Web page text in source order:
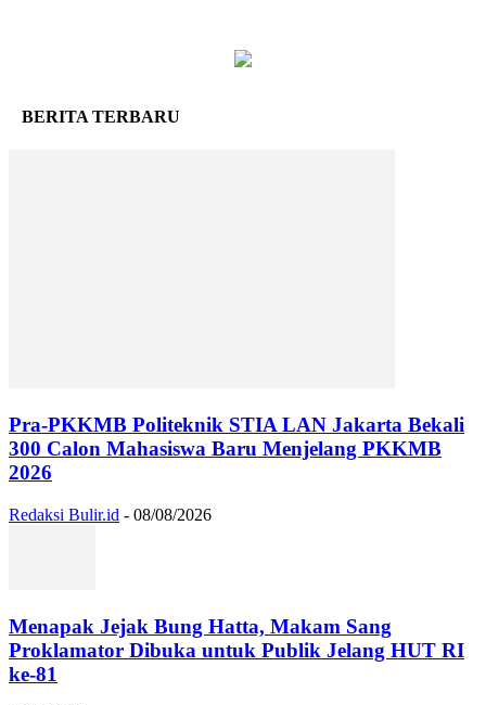
BERITA TERBARU
Pra-PKKMB Politeknik STIA LAN Jakarta Bekali
300 Calon Mahasiswa Baru Menjelang PKKMB
2026
Redaksi Bulir.id - 08/08/2026
Menapak Jejak Bung Hatta, Makam Sang
Proklamator Dibuka untuk Publik Jelang HUT RI
ke-81